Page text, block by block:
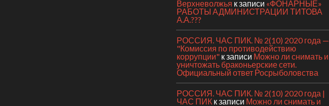
Верхневолжьяк записи «ФОНАРНЫЕ»
РАБОТЫ АДМИНИСТРАЦИИ ТИТОВА
А.А.???
РОССИЯ. ЧАС ПИК. № 2(10) 2020 года —
"Комиссия по противодействию
коррупции" к записи Можно ли снимать и
уничтожать браконьерские сети.
Официальный ответ Росрыболовства
РОССИЯ. ЧАС ПИК. № 2(10) 2020 года |
ЧАС ПИК к записи Можно ли снимать и